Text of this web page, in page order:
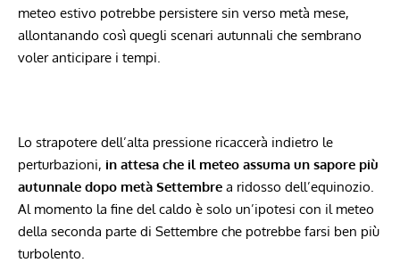
meteo estivo potrebbe persistere sin verso metà mese,
allontanando così quegli scenari autunnali che sembrano
voler anticipare i tempi.
Lo strapotere dell’alta pressione ricaccerà indietro le
perturbazioni, in attesa che il meteo assuma un sapore più
autunnale dopo metà Settembre a ridosso dell’equinozio.
Al momento la fine del caldo è solo un’ipotesi con il meteo
della seconda parte di Settembre che potrebbe farsi ben più
turbolento.